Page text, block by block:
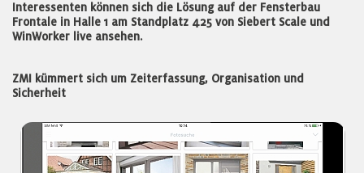
Interessenten können sich die Lösung auf der Fensterbau
Frontale in Halle 1 am Standplatz 425 von Siebert Scale und
WinWorker live ansehen.
ZMI kümmert sich um Zeiterfassung, Organisation und
Sicherheit